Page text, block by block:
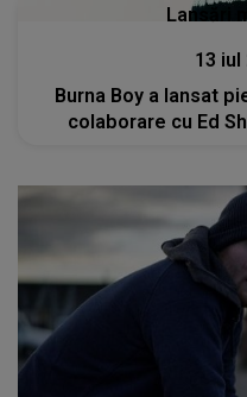
Lansări
13 iul
Burna Boy a lansat
colaborare cu Ed